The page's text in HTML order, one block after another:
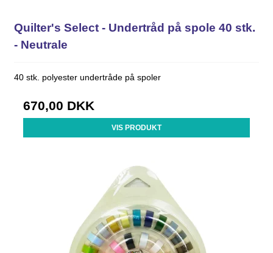
Quilter's Select - Undertråd på spole 40 stk.
- Neutrale
40 stk. polyester undertråde på spoler
670,00 DKK
VIS PRODUKT